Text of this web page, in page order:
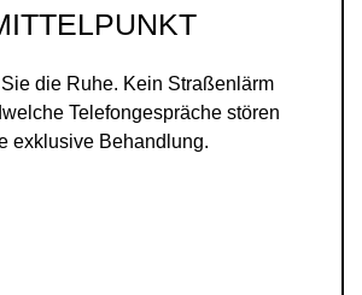
die Ruhe. Kein Straßenlärm
Telefongespräche stören
exklusive Behandlung.